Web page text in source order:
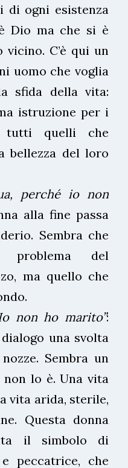
di ogni esistenza
Dio ma che si è
C’è qui un
uomo che voglia
sfida della vita:
istruzione per i
tutti quelli che
bellezza del loro
perché io non
alla fine passa
Sembra che
del
ma quello che
non ho marito”:
una svolta
Sembra un
lo è. Una vita
vita arida, sterile,
Questa donna
il simbolo di
peccatrice, che